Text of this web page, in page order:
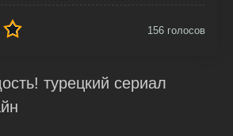
156 голосов
турецкий сериал